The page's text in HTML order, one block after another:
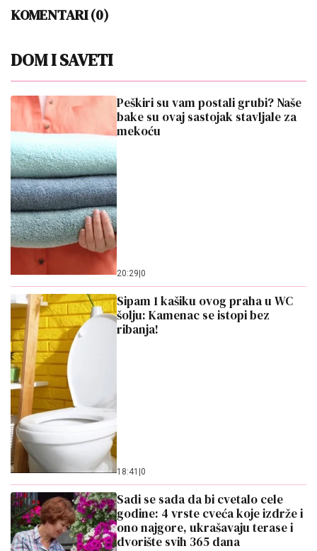
KOMENTARI (0)
DOM I SAVETI
Peškiri su vam postali grubi? Naše
bake su ovaj sastojak stavljale za
mekoću
20:29 0
Sipam 1 kašiku ovog praha u WC
šolju: Kamenac se istopi bez
ribanja!
18:41 0
Sadi se sada da bi cvetalo cele
godine: 4 vrste cveća koje izdrže i
ono najgore, ukrašavaju terase i
dvorište svih 365 dana